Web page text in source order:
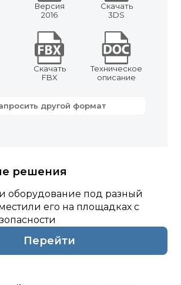
Версия
2016
Скачать
3DS
Скачать
FBX
Техническое
описание
другой формат
решения
оборудование под разный
его на площадках с
Перейти